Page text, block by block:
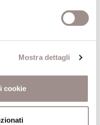
Mostra dettagli
cookie
Amos Gitai